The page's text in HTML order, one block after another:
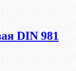
DIN 981